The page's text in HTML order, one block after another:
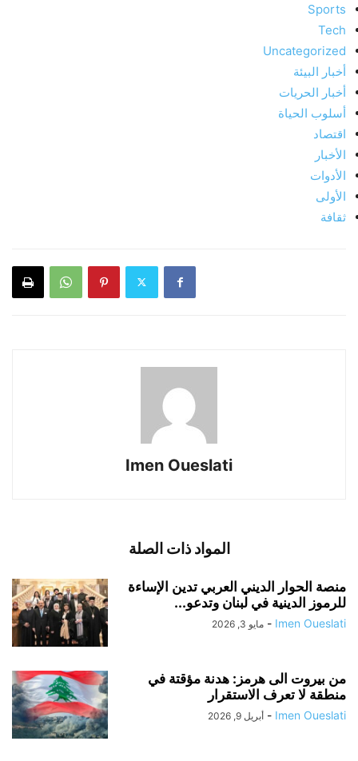
Sports
Tech
Uncategorized
أخبار البيئة
أخبار الحريات
أسلوب الحياة
اقتصاد
الأخبار
الأدوات
الأولى
ثقافة
Imen Oueslati
المواد ذات الصلة
منصة الحوار الديني العربي تدين الإساءة
للرموز الدينية في لبنان وتدعو...
Imen Oueslati
- مايو 3, 2026
من بيروت الى هرمز: هدنة مؤقتة في
منطقة لا تعرف الاستقرار
Imen Oueslati
- أبريل 9, 2026